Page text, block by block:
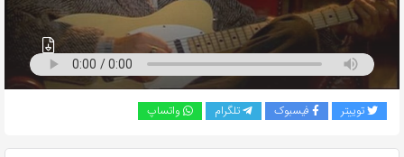
کپی
لینک
توییتر فیسبوک تلگرام واتساپ